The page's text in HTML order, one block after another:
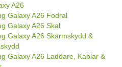
A26
Galaxy A26 Fodral
Galaxy A26 Skal
Galaxy A26 Skärmskydd &
Galaxy A26 Laddare, Kablar &